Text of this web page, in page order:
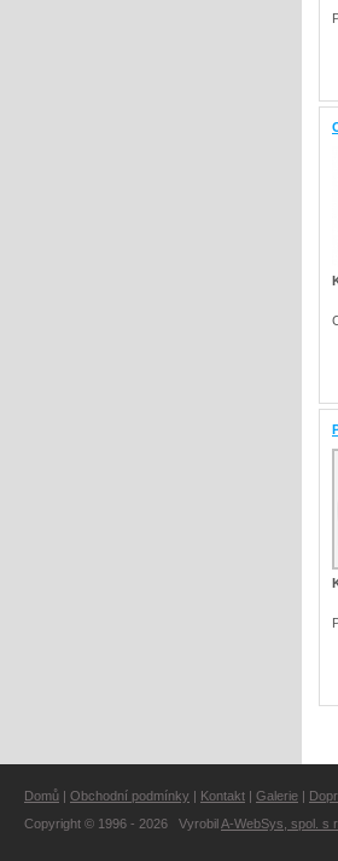
Domů | Obchodní podmínky | Kontakt | Galerie |
Copyright © 1996 - 2026 VyrobilA-WebSys, spol. s